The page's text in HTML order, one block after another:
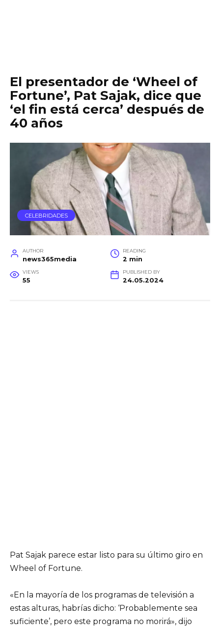
El presentador de ‘Wheel of
Fortune’, Pat Sajak, dice que
‘el fin está cerca’ después de
40 años
CELEBRIDADES
AUTHOR
news365media
READING
2 min
VIEWS
55
PUBLISHED BY
24.05.2024
Pat Sajak parece estar listo para su último giro en
Wheel of Fortune.
«En la mayoría de los programas de televisión a
estas alturas, habrías dicho: ‘Probablemente sea
suficiente’, pero este programa no morirá», dijo